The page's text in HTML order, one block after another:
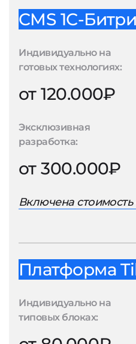
CMS 1С-
Индивидуально на
готовых технологиях:
от 120.000₽
Эксклюзивная
разработка:
от 300.000₽
Включена стоимость
Платформа
Индивидуально на
типовых блоках: